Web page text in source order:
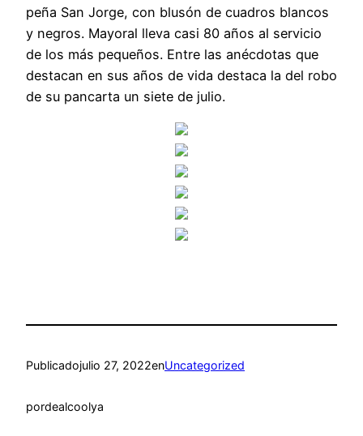
peña San Jorge, con blusón de cuadros blancos
y negros. Mayoral lleva casi 80 años al servicio
de los más pequeños. Entre las anécdotas que
destacan en sus años de vida destaca la del robo
de su pancarta un siete de julio.
Publicadojulio 27, 2022enUncategorized
pordealcoolya